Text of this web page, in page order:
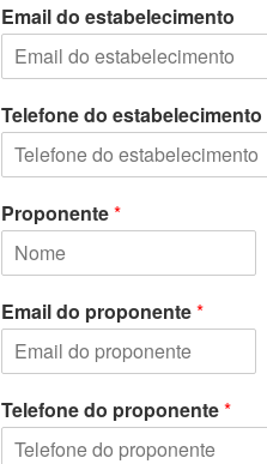
Email do estabelecimento
Telefone do estabelecimento
Proponente*
F
i
rEmail do proponente*
E
m
a
Telefone do proponente*